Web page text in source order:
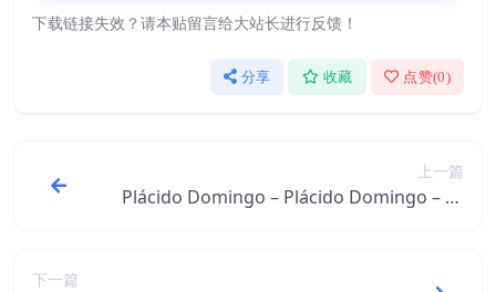
下载链接失效？请本贴留言给大站长进行反馈！
分享 收藏 点赞(0)
上一篇
Plácido Domingo – Plácido Domingo – Ar
下一篇